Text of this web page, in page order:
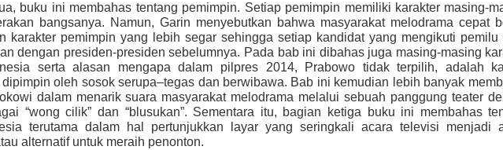
buku ini membahas tentang pemimpin. Setiap pemimpin memiliki karakter masing-
bangsanya. Namun, Garin menyebutkan bahwa masyarakat melodrama cepat
karakter pemimpin yang lebih segar sehingga setiap kandidat yang mengikuti pemilu
dengan presiden-presiden sebelumnya. Pada bab ini dibahas juga masing-masing
serta alasan mengapa dalam pilpres 2014, Prabowo tidak terpilih, adalah
dipimpin oleh sosok serupa–tegas dan berwibawa. Bab ini kemudian lebih banyak
dalam menarik suara masyarakat melodrama melalui sebuah panggung teater
“wong cilik” dan “blusukan”. Sementara itu, bagian ketiga buku ini membahas
terutama dalam hal pertunjukkan layar yang seringkali acara televisi menjadi
alternatif untuk meraih penonton.